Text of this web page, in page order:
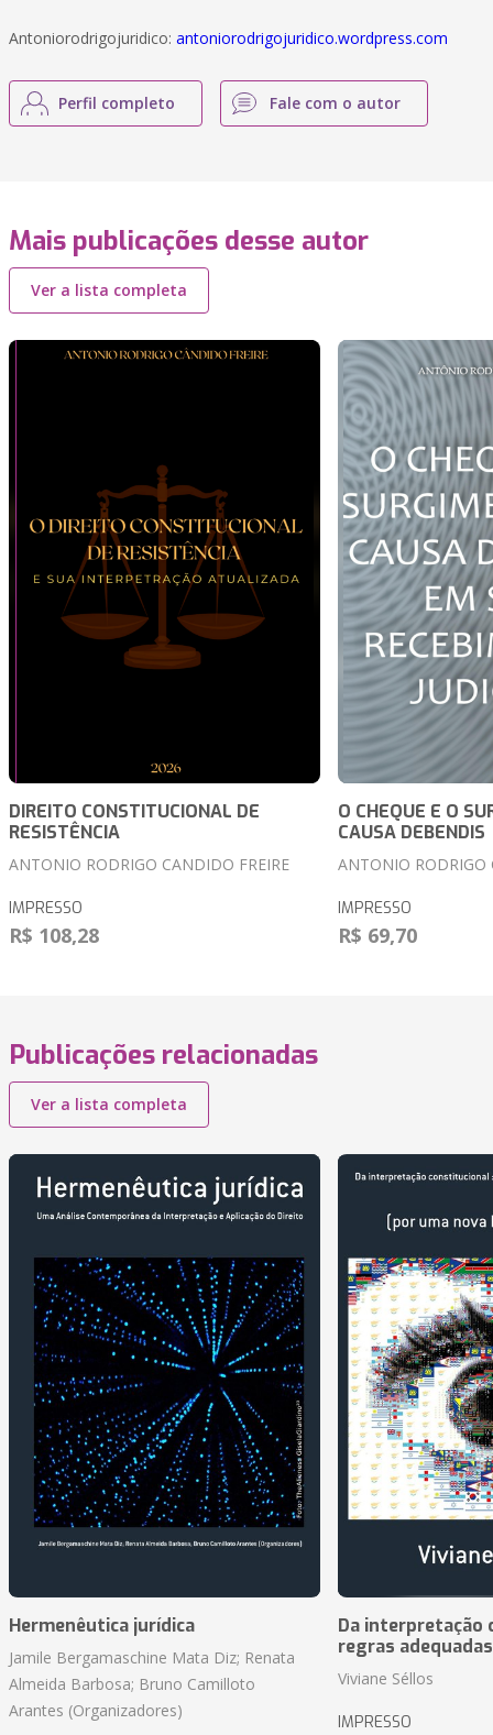
Antoniorodrigojuridico: antoniorodrigojuridico.wordpress.com
Perfil completo Fale com o autor
Mais publicações desse autor
Ver a lista completa
DIREITO CONSTITUCIONAL DE
RESISTÊNCIA
ANTONIO RODRIGO CANDIDO FREIRE
IMPRESSO
R$ 108,28
O CHEQUE E O
CAUSA DEBENDIS
ANTONIO RODRIGO
IMPRESSO
R$ 69,70
Publicações relacionadas
Ver a lista completa
Hermenêutica jurídica
Jamile Bergamaschine Mata Diz; Renata
Almeida Barbosa; Bruno Camilloto
Arantes (Organizadores)
Da interpretação
regras
Viviane Séllos
IMPRESSO